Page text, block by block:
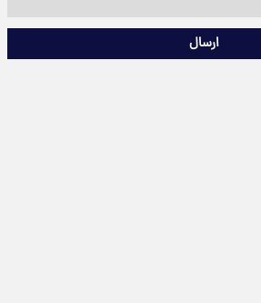
ارسال